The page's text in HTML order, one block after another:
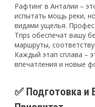
Рафтинг в Анталии –
испытать мощь реки,
видами ущелья.
Trips обеспечат вашу
маршруты,
Каждый этап сплава –
впечатления и новые
✅ Подготовка и